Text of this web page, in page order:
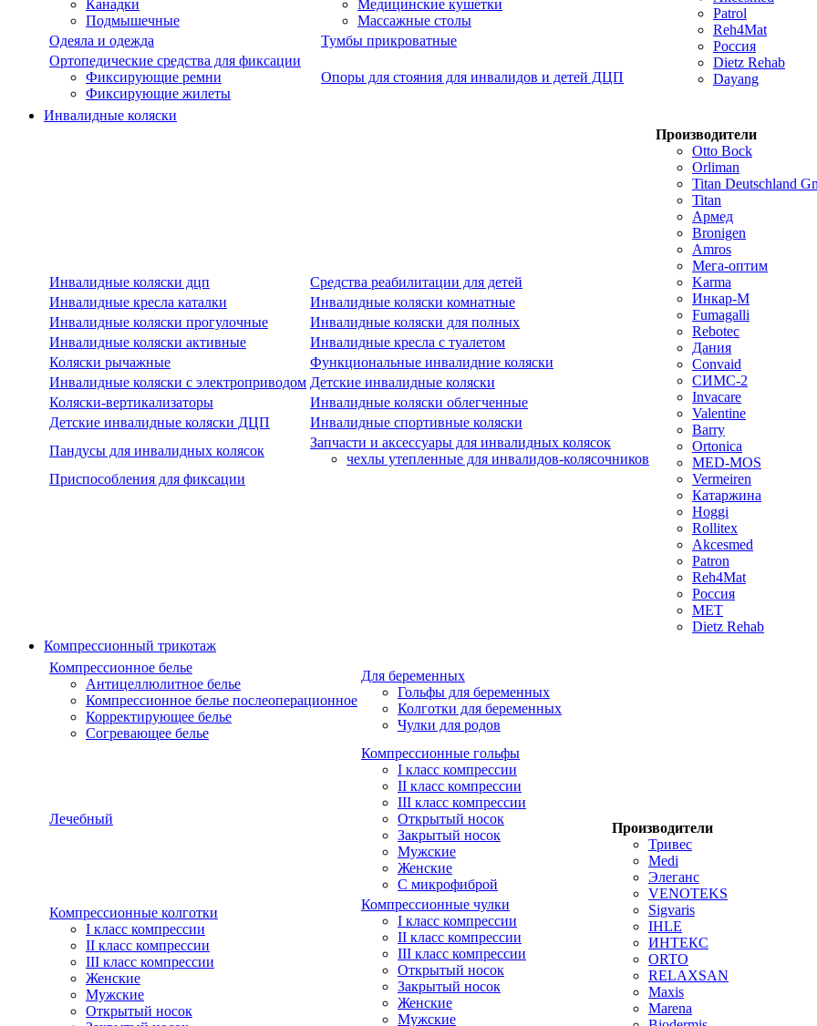
Канадки
Подмышечные
Медицинские кушетки
Массажные столы
Одеяла и одежда
Тумбы прикроватные
Ортопедические средства для фиксации
Фиксирующие ремни
Фиксирующие жилеты
Опоры для стояния для инвалидов и детей ДЦП
Patrol
Reh4Mat
Россия
Dietz Rehab
Dayang
Инвалидные коляски
Инвалидные коляски дцп
Средства реабилитации для детей
Инвалидные кресла каталки
Инвалидные коляски комнатные
Инвалидные коляски прогулочные
Инвалидные коляски для полных
Инвалидные коляски активные
Инвалидные кресла с туалетом
Коляски рычажные
Функциональные инвалидние коляски
Инвалидные коляски с электроприводом Детские инвалидные коляски
Коляски-вертикализаторы
Инвалидные коляски облегченные
Детские инвалидные коляски ДЦП
Инвалидные спортивные коляски
Пандусы для инвалидных колясок
Запчасти и аксессуары для инвалидных колясок
чехлы утепленные для инвалидов-колясочников
Приспособления для фиксации
Производители
Otto Bock
Orliman
Titan Deutschland
Titan
Армед
Bronigen
Amros
Мега-оптим
Karma
Инкар-М
Fumagalli
Rebotec
Дания
Convaid
СИМС-2
Invacare
Valentine
Barry
Ortonica
MED-MOS
Vermeiren
Катаржина
Hoggi
Rollitex
Akcesmed
Patron
Reh4Mat
Россия
МЕТ
Dietz Rehab
Компрессионный трикотаж
Компрессионное белье
Антицеллюлитное белье
Компрессионное белье послеоперационное
Корректирующее белье
Согревающее белье
Для беременных
Гольфы для беременных
Колготки для беременных
Чулки для родов
Лечебный
Компрессионные гольфы
I класс компрессии
II класс компрессии
III класс компрессии
Открытый носок
Закрытый носок
Мужские
Женские
С микрофиброй
Компрессионные колготки
I класс компрессии
II класс компрессии
III класс компрессии
Женские
Мужские
Открытый носок
Компрессионные чулки
I класс компрессии
II класс компрессии
III класс компрессии
Открытый носок
Закрытый носок
Женские
Мужские
Производители
Тривес
Medi
Элеганс
VENOTEKS
Sigvaris
IHLE
ИНТЕКС
ORTO
RELAXSAN
Maxis
Marena